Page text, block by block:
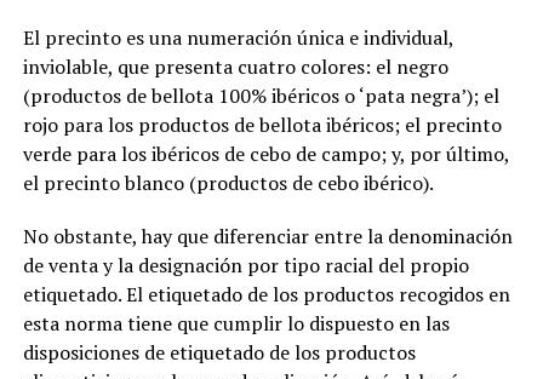
El precinto es una numeración única e individual,
inviolable, que presenta cuatro colores: el negro
(productos de bellota 100% ibéricos o ‘pata negra’); el
rojo para los productos de bellota ibéricos; el precinto
verde para los ibéricos de cebo de campo; y, por último,
el precinto blanco (productos de cebo ibérico).
No obstante, hay que diferenciar entre la denominación
de venta y la designación por tipo racial del propio
etiquetado. El etiquetado de los productos recogidos en
esta norma tiene que cumplir lo dispuesto en las
disposiciones de etiquetado de los productos